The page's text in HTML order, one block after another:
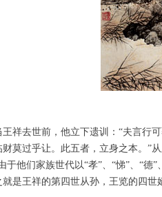
王祥去世前，他立下遗训：“夫言行
财莫过乎让。此五者，立身之本。”
于他们家族世代以“孝”、“悌”、“
就是王祥的第四世从孙，王览的四